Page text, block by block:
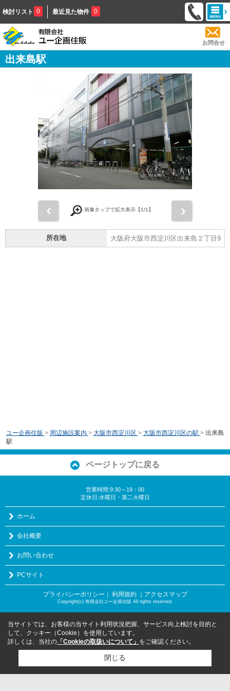
検討リスト 0 最近見た物件 0
お問合せ
出来島駅
画像タップで拡大表示【1/1】
所在地 大阪府大阪市西淀川区出来島２丁目9
ユー企画住販 > 周辺施設案内 > 大阪市西淀川区 > 大阪市西淀川区の駅 > 出来島
駅
ページトップに戻る
営業時間:9:30～19：00
定休日:水曜日・第二火曜日
ホーム
会社概要
お問い合わせ
PCサイト
プライバシーポリシー ｜ 利用規約 ｜アクセスマップ
Copyright(c) 有限会社ユー企画住販 All rights reserved.
当サイトでは、お客様の当サイト利用状況把握、サービス向上検討を目的と
して、クッキー（Cookie）を使用しています。
詳しくは、当社の 「Cookieの取扱いについて」 をご確認ください。
閉じる